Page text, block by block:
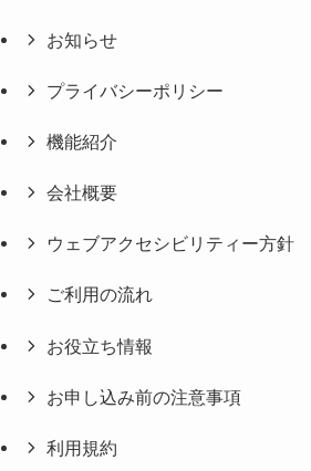
お知らせ
プライバシーポリシー
機能紹介
会社概要
ウェブアクセシビリティー方針
ご利用の流れ
お役立ち情報
お申し込み前の注意事項
利用規約